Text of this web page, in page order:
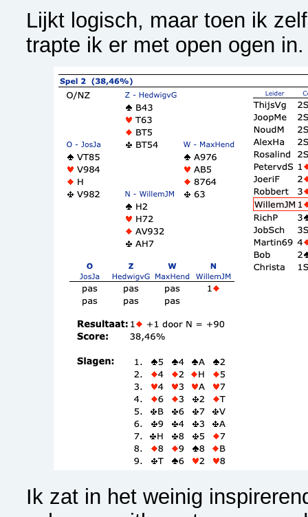
Lijkt logisch, maar toen ik
trapte ik er met open ogen in.
Ik zat in het weinig